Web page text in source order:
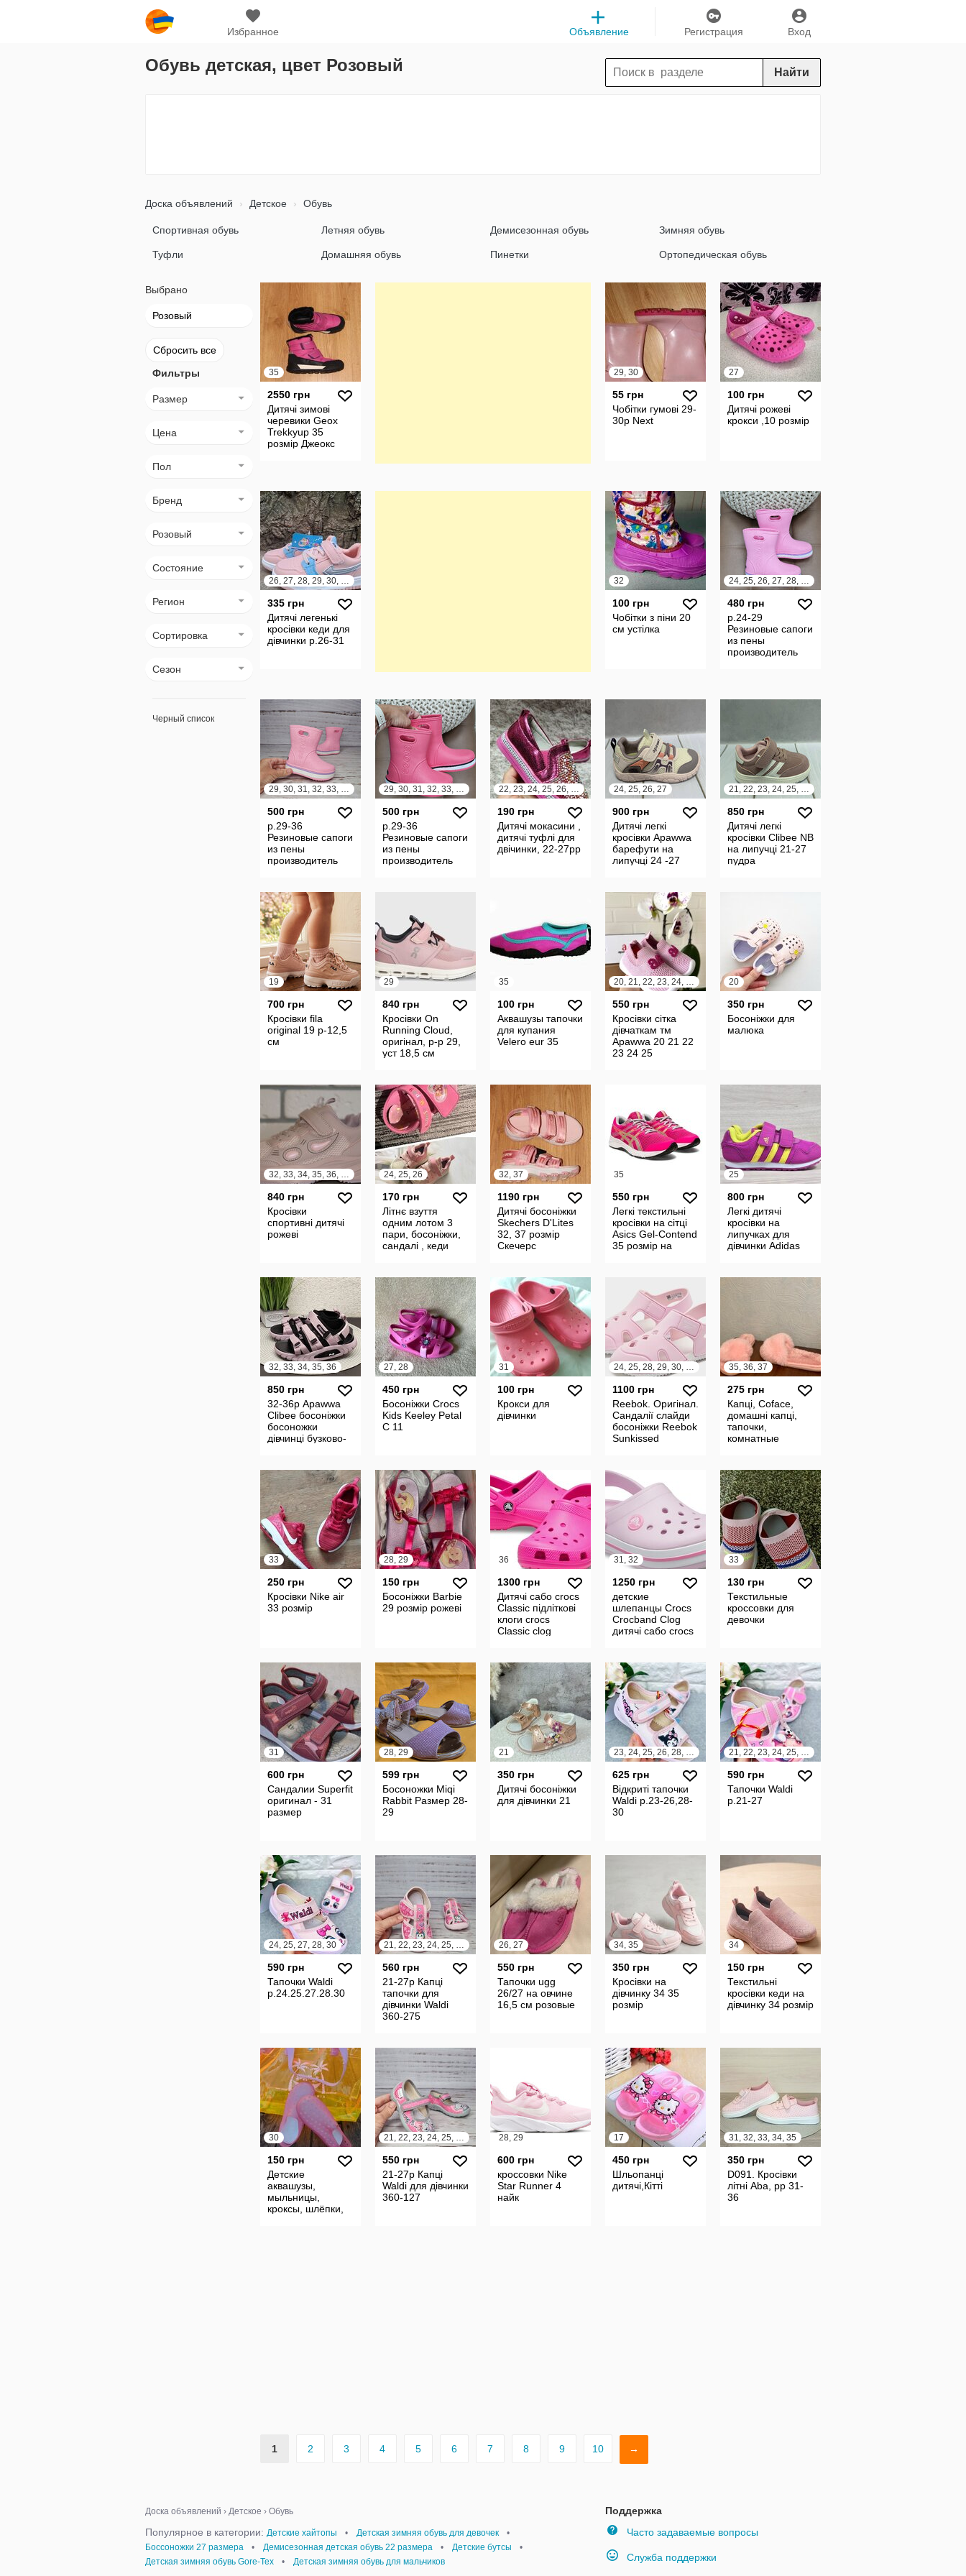
Избранное Вход
Регистрация
Объявление
Обувь детская, цвет Розовый Найти
Доска объявлений Детское Обувь
Спортивная обувь Летняя обувь Демисезонная обувь Зимняя обувь
Туфли Домашняя обувь Пинетки Ортопедическая обувь
Выбрано
Розовый
Сбросить все
Фильтры
Размер
Цена
Пол
Бренд
Розовый
Состояние
Регион
Сортировка
Сезон
Черный список
35
2550 грн
Дитячі зимові
черевики Geox
Trekkyup 35
розмір Джеокс
29, 30
55 грн
Чобітки гумові 29-
30р Next
27
100 грн
Дитячі рожеві
крокси ,10 розмір
26, 27, 28, 29, 30, 31
335 грн
Дитячі легенькі
кросівки кеди для
дівчинки р.26-31
32
100 грн
Чобітки з піни 20
см устілка
24, 25, 26, 27, 28, 29
480 грн
р.24-29
Резиновые сапоги
из пены
производитель
29, 30, 31, 32, 33, 34, 35, 36
500 грн
р.29-36
Резиновые сапоги
из пены
производитель
29, 30, 31, 32, 33, 34, 35, 36
500 грн
р.29-36
Резиновые сапоги
из пены
производитель
22, 23, 24, 25, 26, 27
190 грн
Дитячі мокасини ,
дитячі туфлі для
двічинки, 22-27рр
24, 25, 26, 27
900 грн
Дитячі легкі
кросівки Apawwa
барефути на
липучці 24 -27
21, 22, 23, 24, 25, 26, 27
850 грн
Дитячі легкі
кросівки Clibee NB
на липучці 21-27
пудра
19
700 грн
Кросівки fila
original 19 р-12,5
см
29
840 грн
Кросівки On
Running Cloud,
оригінал, р-р 29,
уст 18,5 см
35
100 грн
Аквашузы тапочки
для купания
Velero eur 35
20, 21, 22, 23, 24, 25
550 грн
Кросівки сітка
дівчаткам тм
Apawwa 20 21 22
23 24 25
20
350 грн
Босоніжки для
малюка
32, 33, 34, 35, 36, 37
840 грн
Кросівки
спортивні дитячі
рожеві
24, 25, 26
170 грн
Літнє взуття
одним лотом 3
пари, босоніжки,
сандалі , кеди
32, 37
1190 грн
Дитячі босоніжки
Skechers D'Lites
32, 37 розмір
Скечерс
35
550 грн
Легкі текстильні
кросівки на сітці
Asics Gel-Contend
35 розмір на
25
800 грн
Легкі дитячі
кросівки на
липучках для
дівчинки Adidas
32, 33, 34, 35, 36
850 грн
32-36р Apawwa
Clibee босоніжки
босоножки
дівчинці бузково-
школу
27, 28
450 грн
Босоніжки Crocs
Kids Keeley Petal
С 11
31
100 грн
Крокси для
дівчинки
24, 25, 28, 29, 30, 31, 32, 33, 34
1100 грн
Reebok. Оригінал.
Сандалії слайди
босоніжки Reebok
Sunkissed
35, 36, 37
275 грн
Капці, Coface,
домашні капці,
тапочки,
комнатные
33
250 грн
Кросівки Nike air
33 розмір
28, 29
150 грн
Босоніжки Barbie
29 розмір рожеві
36
1300 грн
Дитячі сабо crocs
Classic підліткові
клоги crocs
Classic clog
31, 32
1250 грн
детские
шлепанцы Crocs
Crocband Clog
дитячі сабо crocs
33
130 грн
Текстильные
кроссовки для
девочки
31
600 грн
Сандалии Superfit
оригинал - 31
размер
28, 29
599 грн
Босоножки Miqi
Rabbit Размер 28-
29
21
350 грн
Дитячі босоніжки
для дівчинки 21
23, 24, 25, 26, 28, 29, 30
625 грн
Відкриті тапочки
Waldi р.23-26,28-
30
21, 22, 23, 24, 25, 26, 27
590 грн
Тапочки Waldi
р.21-27
24, 25, 27, 28, 30
590 грн
Тапочки Waldi
р.24.25.27.28.30
21, 22, 23, 24, 25, 26, 27
560 грн
21-27р Капці
тапочки для
дівчинки Waldi
360-275
26, 27
550 грн
Тапочки ugg
26/27 на овчине
16,5 см розовые
34, 35
350 грн
Кросівки на
дівчинку 34 35
розмір
34
150 грн
Текстильні
кросівки кеди на
дівчинку 34 розмір
30
150 грн
Детские
аквашузы,
мыльницы,
кроксы, шлёпки,
21, 22, 23, 24, 25, 26, 27
550 грн
21-27р Капці
Waldi для дівчинки
360-127
28, 29
600 грн
кроссовки Nike
Star Runner 4
найк
17
450 грн
Шльопанці
дитячі,Кітті
31, 32, 33, 34, 35
350 грн
D091. Кросівки
літні Aba, рр 31-
36
1 2 3 4 5 6 7 8 9 10 →
Поддержка
Часто задаваемые вопросы
Служба поддержки
Доска объявлений › Детское › Обувь
Популярное в категории: Детские хайтопы • Детская зимняя обувь для девочек
•
Боссоножки 27 размера
• Демисезонная детская обувь 22 размера • Детские бутсы
•
Детская зимняя обувь Gore-Tex
• Детская зимняя обувь для мальчиков